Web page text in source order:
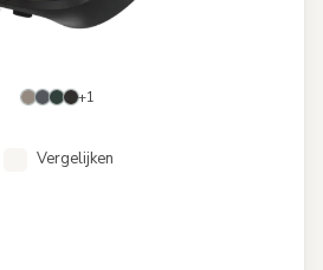
+1
Vergelijken